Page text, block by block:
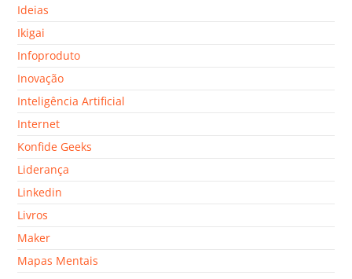
Ideias
Ikigai
Infoproduto
Inovação
Inteligência Artificial
Internet
Konfide Geeks
Liderança
Linkedin
Livros
Maker
Mapas Mentais